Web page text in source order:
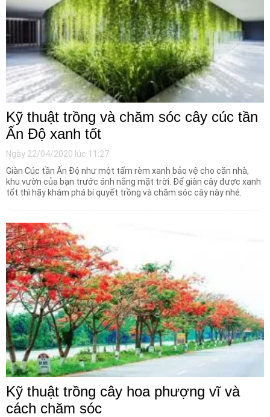
Kỹ thuật trồng và chăm sóc cây cúc tần
Ấn Độ xanh tốt
Ngày 22/04/2020 lúc 11:27
Giàn Cúc tần Ấn Độ như một tấm rèm xanh bảo vệ cho căn nhà,
khu vườn của bạn trước ánh nắng mặt trời. Để giàn cây được xanh
tốt thì hãy khám phá bí quyết trồng và chăm sóc cây này nhé.
Kỹ thuật trồng cây hoa phượng vĩ và
cách chăm sóc